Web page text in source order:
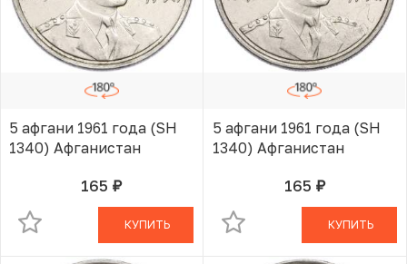
5 афгани 1961 года (SH
1340) Афганистан
165 руб.В КОРЗИНЕ
КУПИТЬ
5 афгани 1961 года (SH
1340) Афганистан
165 руб.В КОРЗИНЕ
КУПИТЬ